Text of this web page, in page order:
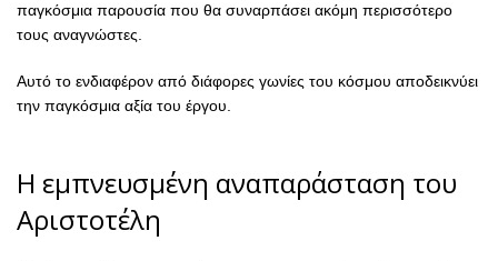
παγκόσμια παρουσία που θα συναρπάσει ακόμη περισσότερο
τους αναγνώστες.
Αυτό το ενδιαφέρον από διάφορες γωνίες του κόσμου αποδεικνύει
την παγκόσμια αξία του έργου.
Η εμπνευσμένη αναπαράσταση του
Αριστοτέλη